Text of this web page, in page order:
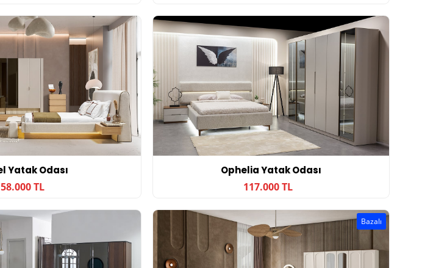
Yatak Odası
TL
Ophelia Yatak Odası
117.000 TL
Bazalı